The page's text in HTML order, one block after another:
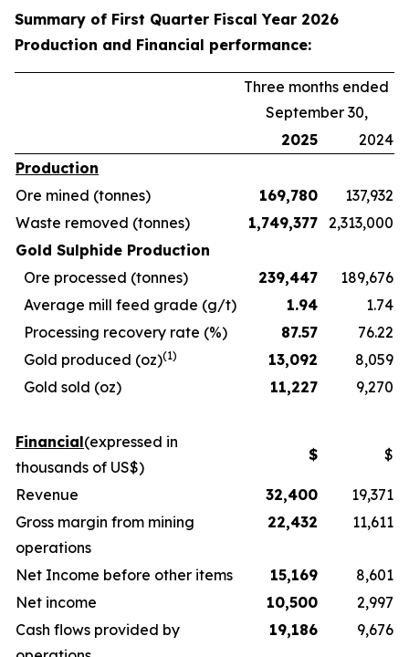
Summary of First Quarter Fiscal Year 2026
Production and Financial performance:
Three months ended
September 30,
2025
2024
Production
Ore mined (tonnes)
169,780
137,932
Waste removed (tonnes)
1,749,377 2,313,000
Gold Sulphide Production
Ore processed (tonnes)
239,447
189,676
Average mill feed grade (g/t)
1.94
1.74
Processing recovery rate (%)
87.57
76.22
Gold produced (oz)(1) 13,092
8,059
Gold sold (oz)
11,227 9,270
Financial(expressed in
thousands of US$)
$ $
Revenue 32,400
19,371
Gross margin from mining
operations
22,432 11,611
Net Income before other items 15,169
8,601
Net income
10,500
2,997
Cash flows provided by
19,186 9,676